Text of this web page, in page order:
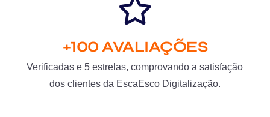
+100 AVALIAÇÕES
Verificadas e 5 estrelas, comprovando a satisfação
dos clientes da EscaEsco Digitalização.